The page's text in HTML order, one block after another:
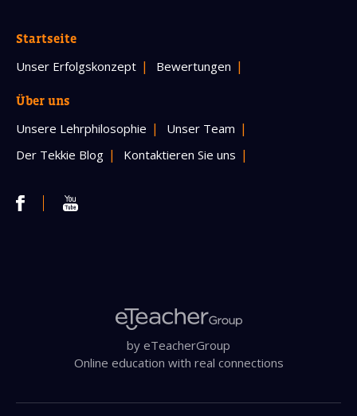
Startseite
Unser Erfolgskonzept Bewertungen
Über uns
Unsere Lehrphilosophie
Unser Team
Der Tekkie Blog
Kontaktieren Sie uns
by eTeacherGroup
Online education with real connections